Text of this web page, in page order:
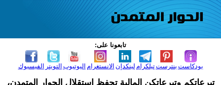
تابعونا على:
الفيسبوك التويتر اليوتيوب الانستغرام لينكدإن تيلكرامبنترست بودكاست
تبرعاتكم وتبرعاتكن المالية تحفظ استقلال الحوار المتمدن،